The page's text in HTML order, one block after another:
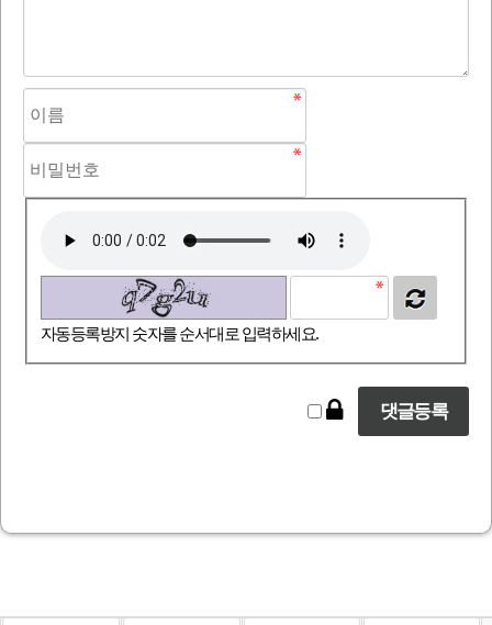
자동등록방지 숫자를 순서대로 입력하세요.